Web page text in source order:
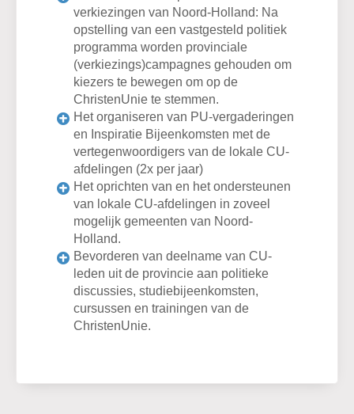
verkiezingen van Noord-Holland: Na
opstelling van een vastgesteld politiek
programma worden provinciale
(verkiezings)campagnes gehouden om
kiezers te bewegen om op de
ChristenUnie te stemmen.
Het organiseren van PU-vergaderingen
en Inspiratie Bijeenkomsten met de
vertegenwoordigers van de lokale CU-
afdelingen (2x per jaar)
Het oprichten van en het ondersteunen
van lokale CU-afdelingen in zoveel
mogelijk gemeenten van Noord-
Holland.
Bevorderen van deelname van CU-
leden uit de provincie aan politieke
discussies, studiebijeenkomsten,
cursussen en trainingen van de
ChristenUnie.